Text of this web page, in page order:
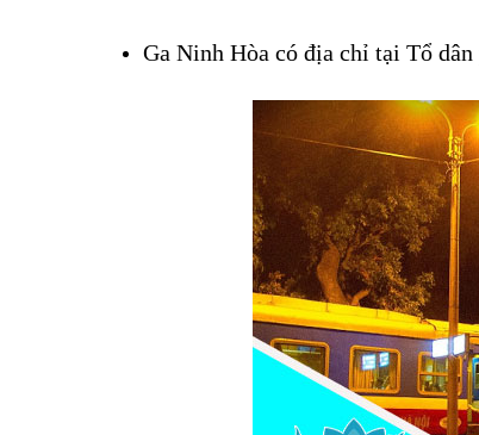
Ga Ninh Hòa có địa chỉ tại Tổ